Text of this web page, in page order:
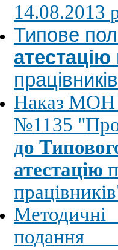
14.08.2013
Типове
атестацію
працівників
Наказ МОН
№1135
до
атестацію